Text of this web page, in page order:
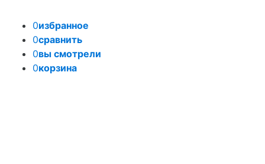
0избранное
0сравнить
0вы смотрели
0корзина